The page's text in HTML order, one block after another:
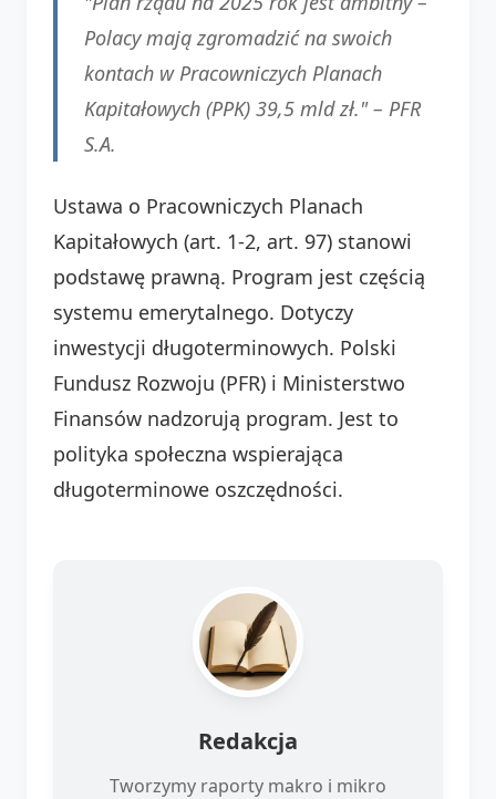
Polacy mają zgromadzić na swoich
kontach w Pracowniczych Planach
Kapitałowych (PPK) 39,5 mld zł." – PFR
S.A.
Ustawa o Pracowniczych Planach
Kapitałowych (art. 1-2, art. 97) stanowi
podstawę prawną. Program jest częścią
systemu emerytalnego. Dotyczy
inwestycji długoterminowych. Polski
Fundusz Rozwoju (PFR) i Ministerstwo
Finansów nadzorują program. Jest to
polityka społeczna wspierająca
długoterminowe oszczędności.
Redakcja
Tworzymy raporty makro i mikro